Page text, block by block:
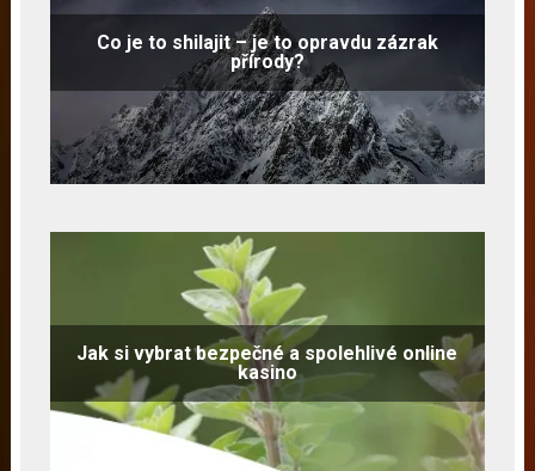
Co je to shilajit – je to opravdu zázrak
přírody?
Jak si vybrat bezpečné a spolehlivé online
kasino